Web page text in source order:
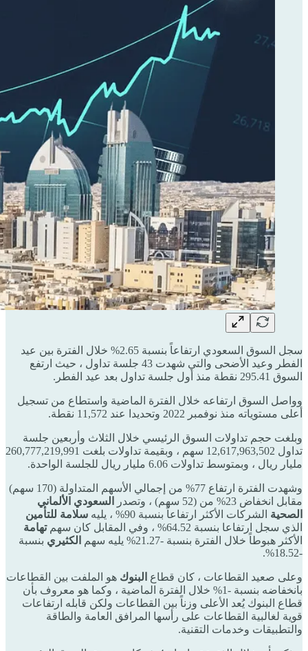
سجل السوق السعودي ارتفاعاً بنسبة 2.65% خلال الفترة بين عيد
الفطر وعيد الأضحى والتي شهدت 43 جلسة تداول ، حيث ارتفع
السوق 295.41 نقطة منذ أول جلسة تداول بعد عيد الفطر.
وواصل السوق ارتفاعه خلال الفترة الماضية واستطاع من تسجيل
أعلى مستوياته منذ نوفمبر 2022 وتحديدا عند 11,572 نقطة.
وبلغت حجم تداولات السوق الرئيسي خلال الثلاث وأربعين جلسة
تداول 12,617,963,502 سهم ، وبقيمة تداولات بلغت 260,777,219,991
مليار ريال ، وبمتوسط تداولات 6.06 مليار ريال للجلسة الواحدة.
وشهدت الفترة ارتفاع 77% من إجمالي الأسهم المتداولة (170 سهم)
مقابل انخفاض 23% من (52 سهم) ، وتصدر
السعودي الألماني
الصحية الشركات الأكثر ارتفاعاً بنسبة 90% ، يليه
سلامة للتأمين
الذي سجل ارتفاعا بنسبة 64.52% ، وفي المقابل كان سهم
تهامة
الأكثر هبوطاً خلال الفترة بنسبة -21.27% يليه سهم
الكثيري بنسبة
-18.52%.
وعلى صعيد القطاعات ، كان قطاع البنوك هو الملفت بين القطاعات
بانخفاضه بنسبة -1% خلال الفترة الماضية ، وكما هو معروف بأن
قطاع البنوك يُعد الأعلى وزناً بين القطاعات ولكن قابله ارتفاعات
قوية لغالبية القطاعات على رأسها المرافق العامة والطاقة
والتطبيقات وخدمات التقنية.